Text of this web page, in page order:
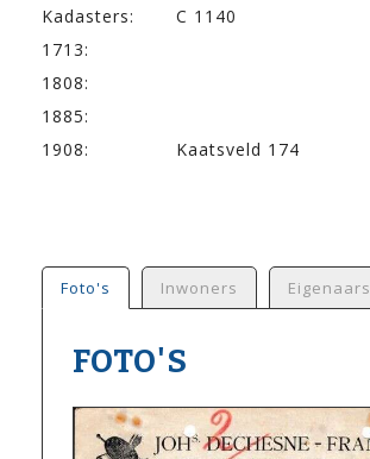
Kadasters:
C 1140
1713:
1808:
1885:
1908:
Kaatsveld 174
Foto's Inwoners Eigenaars
FOTO'S